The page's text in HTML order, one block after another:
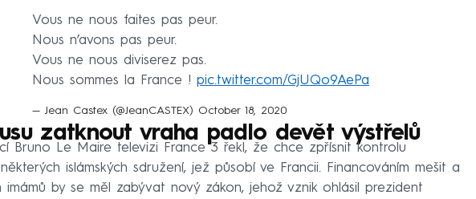
Vous ne nous faites pas peur.
Nous n’avons pas peur.
Vous ne nous diviserez pas.
Nous sommes la France ! pic.twitter.com/GjUQo9AePa
— Jean Castex (@JeanCASTEX) October 18, 2020
zatknout vraha padlo devět výstřelů
Bruno Le Maire televizi France 3 řekl, že chce zpřísnit kontrolu
islámských sdružení, jež působí ve Francii. Financováním mešit a
imámů by se měl zabývat nový zákon, jehož vznik ohlásil prezident